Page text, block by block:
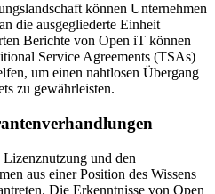
können Unternehmen
die ausgegliederte Einheit
Berichte von Open iT können
Service Agreements (TSAs)
um einen nahtlosen Übergang
zu gewährleisten.
und den
aus einer Position des Wissens
Die Erkenntnisse von Open